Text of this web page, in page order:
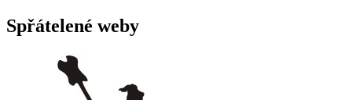
Spřátelené weby